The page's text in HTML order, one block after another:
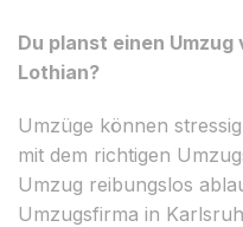
Du planst einen
Lothian?
Umzüge können
mit dem richtigen
Umzug reibungslos
Umzugsfirma in